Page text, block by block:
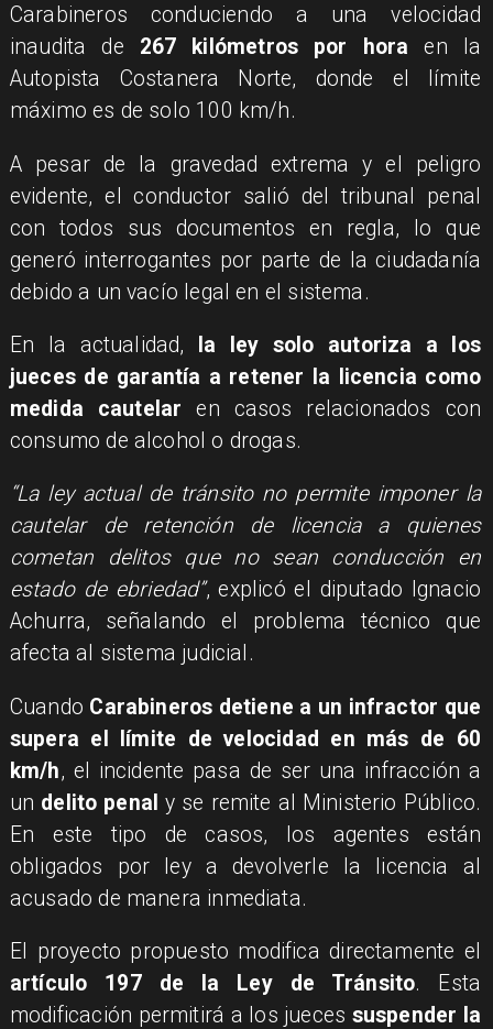
Carabineros conduciendo a una velocidad
inaudita de 267 kilómetros por hora en la
Autopista Costanera Norte, donde el límite
máximo es de solo 100 km/h.
A pesar de la gravedad extrema y el peligro
evidente, el conductor salió del tribunal penal
con todos sus documentos en regla, lo que
generó interrogantes por parte de la ciudadanía
debido a un vacío legal en el sistema.
En la actualidad,
la ley solo autoriza a los
jueces de garantía a retener la licencia como
medida cautelar en casos relacionados con
consumo de alcohol o drogas.
“La ley actual de tránsito no permite imponer la
cautelar de retención de licencia a quienes
cometan delitos que no sean conducción en
estado de ebriedad”, explicó el diputado Ignacio
Achurra, señalando el problema técnico que
afecta al sistema judicial.
Cuando Carabineros detiene a un infractor que
supera el límite de velocidad en más de 60
km/h, el incidente pasa de ser una infracción a
un delito penal y se remite al Ministerio Público.
En este tipo de casos, los agentes están
obligados por ley a devolverle la licencia al
acusado de manera inmediata.
El proyecto propuesto modifica directamente el
artículo 197 de la Ley de Tránsito. Esta
modificación permitirá a los jueces suspender la